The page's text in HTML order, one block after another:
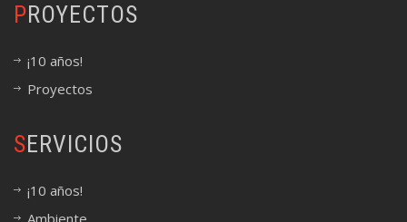
PROYECTOS
¡10 años!
Proyectos
SERVICIOS
¡10 años!
Ambiente